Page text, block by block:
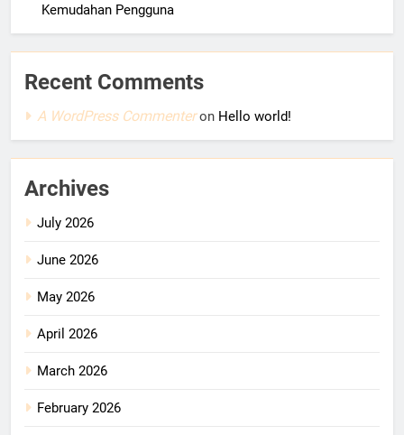
Kemudahan Pengguna
Recent Comments
A WordPress Commenteron Hello world!
Archives
July 2026
June 2026
May 2026
April 2026
March 2026
February 2026